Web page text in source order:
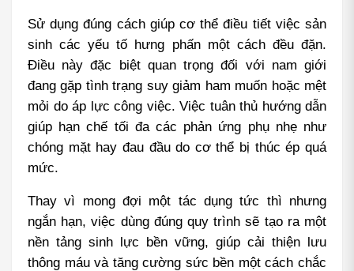
Sử dụng đúng cách giúp cơ thể điều tiết việc sản
sinh các yếu tố hưng phấn một cách đều đặn.
Điều này đặc biệt quan trọng đối với nam giới
đang gặp tình trạng suy giảm ham muốn hoặc mệt
mỏi do áp lực công việc. Việc tuân thủ hướng dẫn
giúp hạn chế tối đa các phản ứng phụ nhẹ như
chóng mặt hay đau đầu do cơ thể bị thúc ép quá
mức.
Thay vì mong đợi một tác dụng tức thì nhưng
ngắn hạn, việc dùng đúng quy trình sẽ tạo ra một
nền tảng sinh lực bền vững, giúp cải thiện lưu
thông máu và tăng cường sức bền một cách chắc